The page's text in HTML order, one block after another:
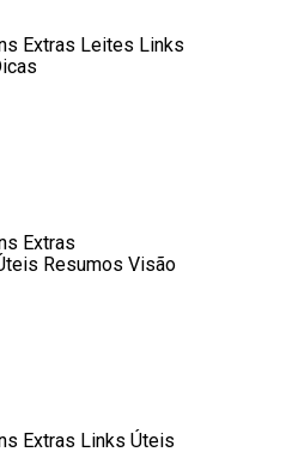
Extras Leites Links
Extras
Resumos Visão
Extras Links Úteis